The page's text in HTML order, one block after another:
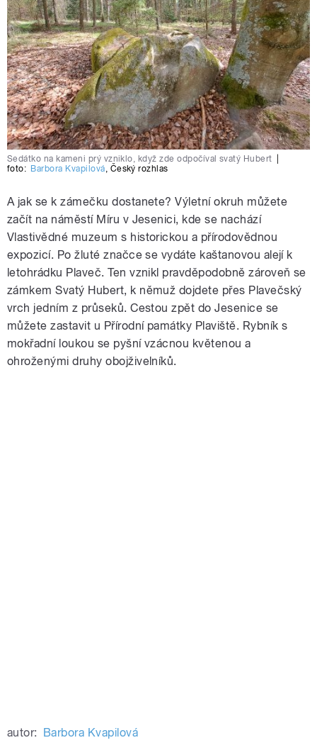
Sedátko na kameni prý vzniklo, když zde odpočíval svatý Hubert
foto: Barbora Kvapilová Český rozhlas
A jak se k zámečku dostanete? Výletní okruh můžete
začít na náměstí Míru v Jesenici, kde se nachází
Vlastivědné muzeum s historickou a přírodovědnou
expozicí. Po žluté značce se vydáte kaštanovou alejí k
letohrádku Plaveč. Ten vznikl pravděpodobně zároveň se
zámkem Svatý Hubert, k němuž dojdete přes Plavečský
vrch jedním z průseků. Cestou zpět do Jesenice se
můžete zastavit u Přírodní památky Plaviště. Rybník s
mokřadní loukou se pyšní vzácnou květenou a
ohroženými druhy obojživelníků.
autor: Barbora Kvapilová